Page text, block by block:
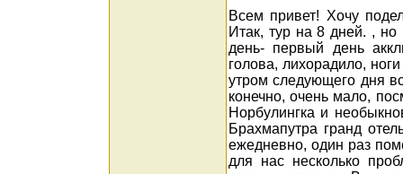
Всем привет! Хочу
Итак, тур на 8 дней. ,
день- первый день
голова, лихорадило,
утром следующего дня
конечно, очень мало,
Норбулингка и
Брахмапутра гранд
ежедневно, один раз
для нас несколько